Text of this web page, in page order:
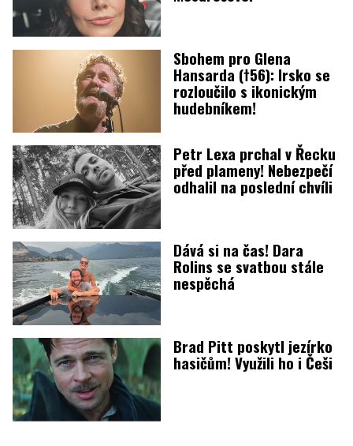
Sbohem pro Glena
Hansarda (†56): Irsko se
rozloučilo s ikonickým
hudebníkem!
Petr Lexa prchal v Řecku
před plameny! Nebezpečí
odhalil na poslední chvíli
Dává si na čas! Dara
Rolins se svatbou stále
nespěchá
Brad Pitt poskytl jezírko
hasičům! Využili ho i Češi